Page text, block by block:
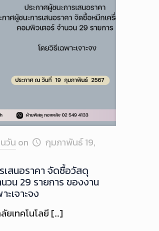
วัน on
กุมภาพันธ์ 19,
เสนอราคา จัดซื้อวัสดุ
วน 29 รายการ ของงาน
เจาะจง
ยเทคโนโลยี […]